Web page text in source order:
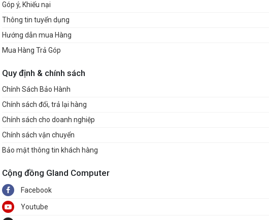
Góp ý, Khiếu nại
Thông tin tuyển dụng
Hướng dẫn mua Hàng
Mua Hàng Trả Góp
Quy định & chính sách
Chính Sách Bảo Hành
Chính sách đổi, trả lại hàng
Chính sách cho doanh nghiệp
Chính sách vận chuyển
Bảo mật thông tin khách hàng
Cộng đồng Gland Computer
Facebook
Youtube